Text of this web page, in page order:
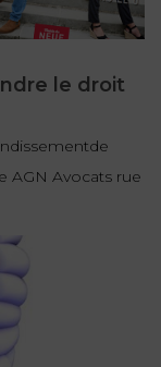
le droit
AGN Avocats rue